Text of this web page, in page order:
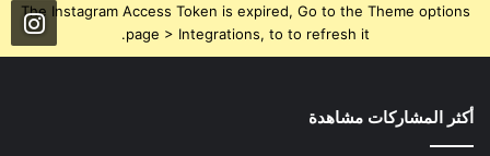
The Instagram Access Token is expired, Go to the Theme options
page > Integrations, to to refresh it.
أكثر المشاركات مشاهدة